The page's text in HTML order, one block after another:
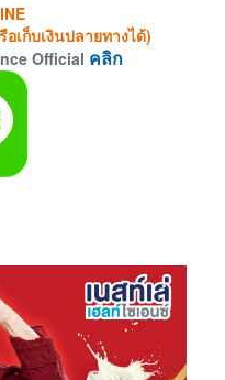
เก็บเงินปลายทางได้)
Official คลิก